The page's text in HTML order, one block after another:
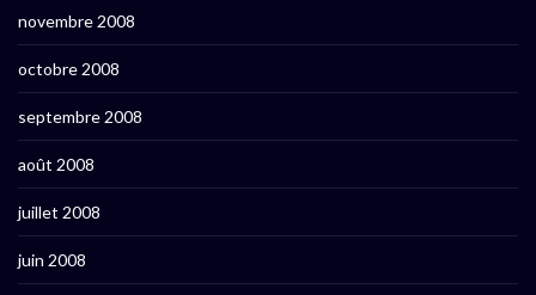
novembre 2008
octobre 2008
septembre 2008
août 2008
juillet 2008
juin 2008